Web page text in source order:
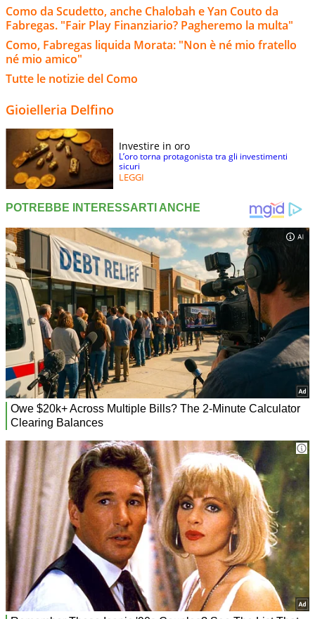
Como da Scudetto, anche Chalobah e Yan Couto da
Fabregas. "Fair Play Finanziario? Pagheremo la multa"
Como, Fabregas liquida Morata: "Non è né mio fratello
né mio amico"
Tutte le notizie del Como
Gioielleria Delfino
Investire in oro
L’oro torna protagonista tra gli investimenti
sicuri
LEGGI